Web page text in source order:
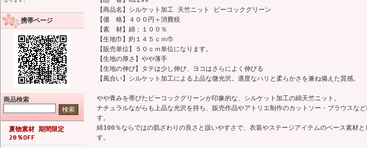
携帯ページ
商品検索
夏物素材 期間限定
20％OFF
【商品名】シルケット加工 天竺ニット ピーコックグリーン
【価 格】４００円＋消費税
【素 材】綿：１００％
【生地巾】約１４５ｃｍ巾
【販売単位】５０ｃｍ単位になります。
【生地の厚さ】やや薄手
【生地の伸び】タテは少し伸び、ヨコはさらによく伸びる
【風合い】シルケット加工による上品な微光沢。適度なハリと柔らかさを兼ね備えた質感。
やや青みを帯びたピーコックグリーンが印象的な、シルケット加工の綿天竺ニット。
ナチュラルながらも上品な光沢を持ち、販売作品やアトリエ制作のカットソー・ブラウスな
す。
綿100％ならではの肌ざわりの良さと扱いやすさで、衣装やステージアイテムのベース素材と
す。